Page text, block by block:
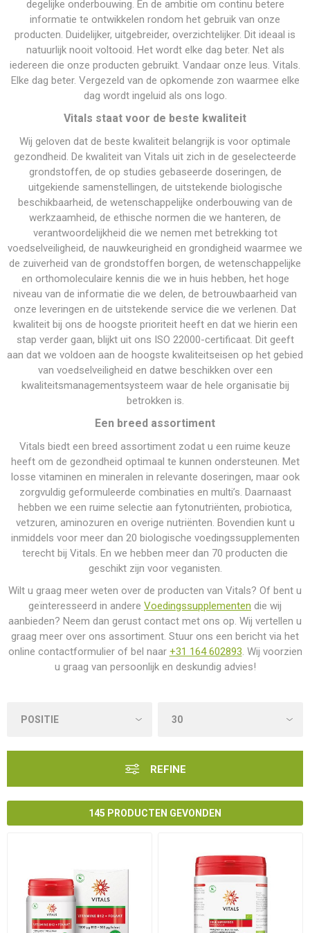
degelijke onderbouwing. En de ambitie om continu betere
informatie te ontwikkelen rondom het gebruik van onze
producten. Duidelijker, uitgebreider, overzichtelijker. Dit ideaal is
natuurlijk nooit voltooid. Het wordt elke dag beter. Net als
iedereen die onze producten gebruikt. Vandaar onze leus. Vitals.
Elke dag beter. Vergezeld van de opkomende zon waarmee elke
dag wordt ingeluid als ons logo.
Vitals staat voor de beste kwaliteit
Wij geloven dat de beste kwaliteit belangrijk is voor optimale
gezondheid. De kwaliteit van Vitals uit zich in de geselecteerde
grondstoffen, de op studies gebaseerde doseringen, de
uitgekiende samenstellingen, de uitstekende biologische
beschikbaarheid, de wetenschappelijke onderbouwing van de
werkzaamheid, de ethische normen die we hanteren, de
verantwoordelijkheid die we nemen met betrekking tot
voedselveiligheid, de nauwkeurigheid en grondigheid waarmee we
de zuiverheid van de grondstoffen borgen, de wetenschappelijke
en orthomoleculaire kennis die we in huis hebben, het hoge
niveau van de informatie die we delen, de betrouwbaarheid van
onze leveringen en de uitstekende service die we verlenen. Dat
kwaliteit bij ons de hoogste prioriteit heeft en dat we hierin een
stap verder gaan, blijkt uit ons ISO 22000-certificaat. Dit geeft
aan dat we voldoen aan de hoogste kwaliteitseisen op het gebied
van voedselveiligheid en datwe beschikken over een
kwaliteitsmanagementsysteem waar de hele organisatie bij
betrokken is.
Een breed assortiment
Vitals biedt een breed assortiment zodat u een ruime keuze
heeft om de gezondheid optimaal te kunnen ondersteunen. Met
losse vitaminen en mineralen in relevante doseringen, maar ook
zorgvuldig geformuleerde combinaties en multi’s. Daarnaast
hebben we een ruime selectie aan fytonutriënten, probiotica,
vetzuren, aminozuren en overige nutriënten. Bovendien kunt u
inmiddels voor meer dan 20 biologische voedingssupplementen
terecht bij Vitals. En we hebben meer dan 70 producten die
geschikt zijn voor veganisten.
Wilt u graag meer weten over de producten van Vitals? Of bent u
geïnteresseerd in andere Voedingssupplementen die wij
aanbieden? Neem dan gerust contact met ons op. Wij vertellen u
graag meer over ons assortiment. Stuur ons een bericht via het
online contactformulier of bel naar +31 164 602893. Wij voorzien
u graag van persoonlijk en deskundig advies!
REFINE
145 PRODUCTEN GEVONDEN